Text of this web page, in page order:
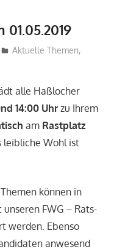
Aktuelle Themen,
alle Haßlocher
14:00 Uhrzu Ihrem
am Rastplatz
leibliche Wohl ist
können in
FWG – Rats-
werden. Ebenso
anwesend